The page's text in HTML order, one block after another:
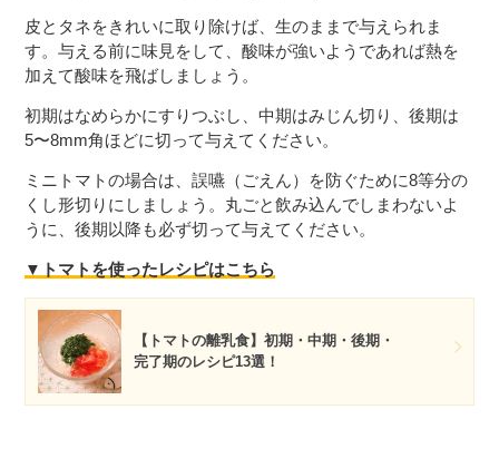
皮とタネをきれいに取り除けば、生のままで与えられま
す。与える前に味見をして、酸味が強いようであれば熱を
加えて酸味を飛ばしましょう。
初期はなめらかにすりつぶし、中期はみじん切り、後期は
5〜8mm角ほどに切って与えてください。
ミニトマトの場合は、誤嚥（ごえん）を防ぐために8等分の
くし形切りにしましょう。丸ごと飲み込んでしまわないよ
うに、後期以降も必ず切って与えてください。
▼トマトを使ったレシピはこちら
【トマトの離乳食】初期・中期・後期・
完了期のレシピ13選！